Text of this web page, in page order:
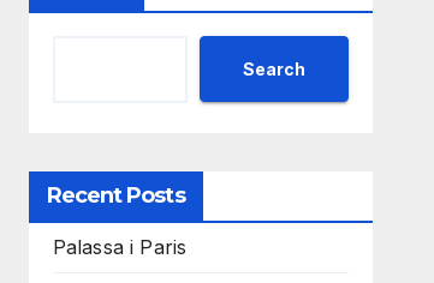
Search
Recent Posts
Palassa i Paris